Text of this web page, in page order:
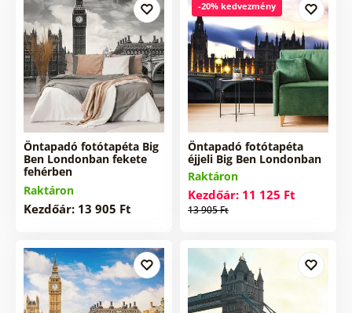
Öntapadó fotótapéta Big
Ben Londonban fekete
fehérben
Raktáron
Kezdőár: 13 905 Ft
-20% kedvezmény
Öntapadó fotótapéta
éjjeli Big Ben Londonban
Raktáron
Kezdőár: 11 125 Ft
13 905 Ft